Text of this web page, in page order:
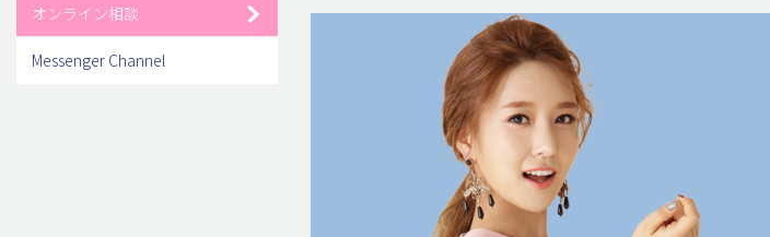
オンライン相談
Messenger Channel